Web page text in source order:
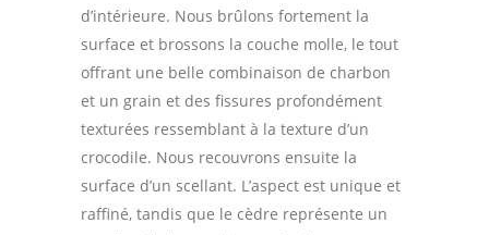
d’intérieure. Nous brûlons fortement la
surface et brossons la couche molle, le tout
offrant une belle combinaison de charbon
et un grain et des fissures profondément
texturées ressemblant à la texture d’un
crocodile. Nous recouvrons ensuite la
surface d’un scellant. L’aspect est unique et
raffiné, tandis que le cèdre représente un